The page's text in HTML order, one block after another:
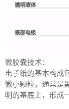
微胶囊技术：
电子纸的基本构成
微小颗粒，通常是
明的基底上，形成